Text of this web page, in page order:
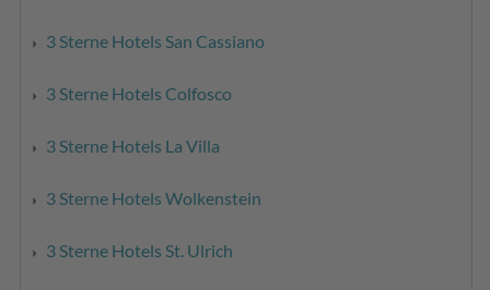
3 Sterne Hotels San Cassiano
3 Sterne Hotels Colfosco
3 Sterne Hotels La Villa
3 Sterne Hotels Wolkenstein
3 Sterne Hotels St. Ulrich